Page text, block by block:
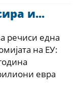
и...
речиси една
на ЕУ:
евра